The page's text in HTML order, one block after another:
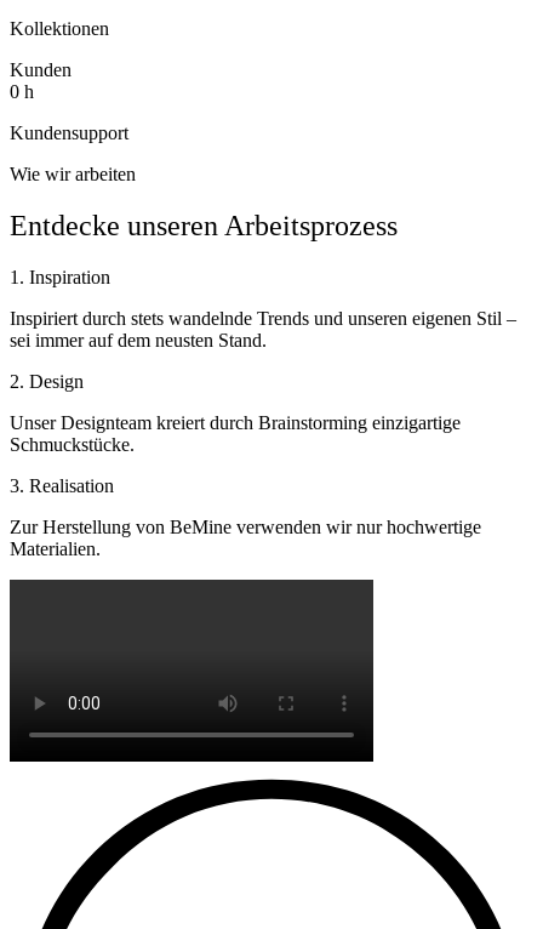
Kollektionen
Kunden
0 h
Kundensupport
Wie wir arbeiten
Entdecke unseren Arbeitsprozess
1. Inspiration
Inspiriert durch stets wandelnde Trends und unseren eigenen Stil –
sei immer auf dem neusten Stand.
2. Design
Unser Designteam kreiert durch Brainstorming einzigartige
Schmuckstücke.
3. Realisation
Zur Herstellung von BeMine verwenden wir nur hochwertige
Materialien.